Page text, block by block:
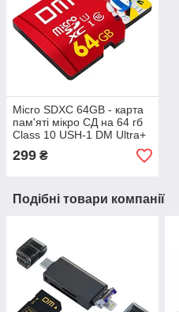
Micro SDXC 64GB - карта
пам'яті мікро СД на 64 гб
Class 10 USH-1 DM Ultra+
299 ₴
Подібні товари компанії